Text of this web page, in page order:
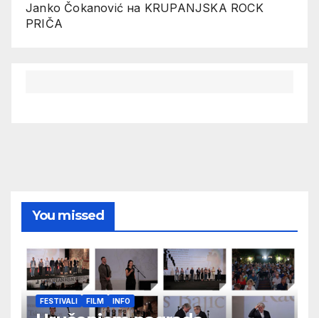
Janko Čokanović на KRUPANJSKA ROCK
PRIČA
You missed
FESTIVALI FILM INFO